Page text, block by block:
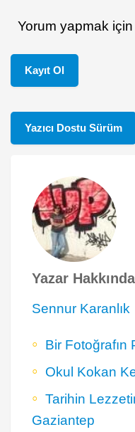
Yorum yapmak için
Kayıt Ol
Yazıcı Dostu Sürüm
Yazar Hakkında
Sennur Karanlık
Bir Fotoğrafın
Okul Kokan
Tarihin
Gaziantep